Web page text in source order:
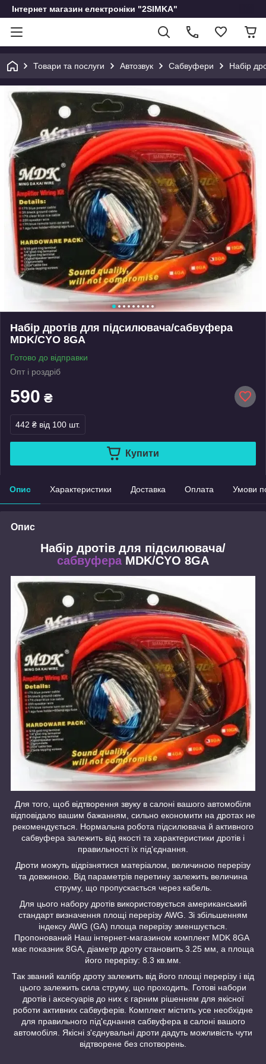
Інтернет магазин електроніки "2SIMKA"
Товари та послуги Автозвук Сабвуфери Набір
Набір дротів для підсилювача/сабвуфера
MDK/CYO 8GA
Готово до відправки
Опт і роздріб
590 ₴
442 ₴ від 100 шт.
Купити
Опис Характеристики Доставка Оплата Умови
Опис
Набір дротів для підсилювача/
сабвуфера MDK/CYO 8GA
Для того, щоб відтворення звуку в салоні вашого автомобіля
відповідало вашим бажанням, сильно економити на дротах не
рекомендується. Нормальна робота підсилювача й активного
сабвуфера залежить від якості та характеристики дротів і
правильності їх під'єднання.
Дроти можуть відрізнятися матеріалом, величиною перерізу
та довжиною. Від параметрів перетину залежить величина
струму, що пропускається через кабель.
Для цього набору дротів використовується американський
стандарт визначення площі перерізу AWG. Зі збільшенням
індексу AWG (GA) площа перерізу зменшується.
Пропонований Наш інтернет-магазином комплект MDK 8GA
має показник 8GA, діаметр дроту становить 3.25 мм, а площа
його перерізу: 8.3 кв.мм.
Так званий калібр дроту залежить від його площі перерізу і від
цього залежить сила струму, що проходить. Готові набори
дротів і аксесуарів до них є гарним рішенням для якісної
роботи активних сабвуферів. Комплект містить усе необхідне
для правильного під'єднання сабвуфера в салоні вашого
автомобіля. Якісні з'єднувальні дроти дадуть можливість чути
відтворене без спотворень.